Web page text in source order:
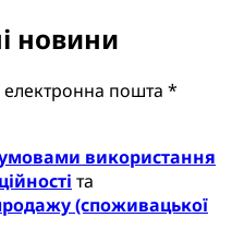
новини
пошта *
використання
та
(споживацької